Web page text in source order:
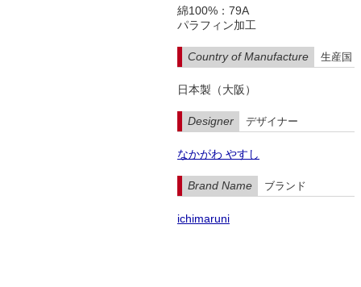
綿100%：79A
パラフィン加工
Country of Manufacture 生産国
日本製（大阪）
Designer デザイナー
なかがわ やすし
Brand Name ブランド
ichimaruni